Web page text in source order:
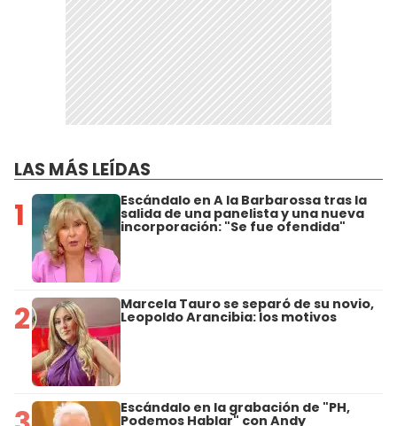
LAS MÁS LEÍDAS
1 Escándalo en A la Barbarossa tras la
salida de una panelista y una nueva
incorporación: "Se fue ofendida"
2 Marcela Tauro se separó de su novio,
Leopoldo Arancibia: los motivos
Escándalo en la grabación de "PH,
Podemos Hablar" con Andy